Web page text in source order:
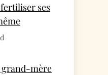
ses
grand-mère